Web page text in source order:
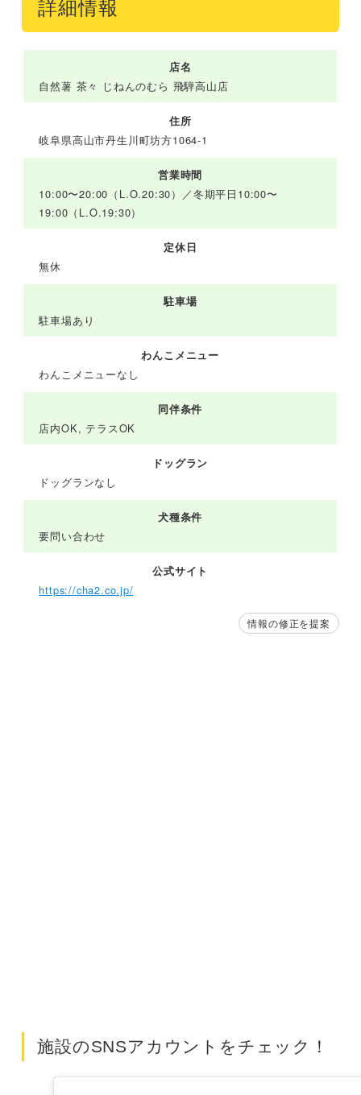
詳細情報
店名
自然薯 茶々 じねんのむら 飛騨高山店
住所
岐阜県高山市丹生川町坊方1064-1
営業時間
10:00〜20:00（L.O.20:30）／冬期平日10:00〜
19:00（L.O.19:30）
定休日
無休
駐車場
駐車場あり
わんこメニュー
わんこメニューなし
同伴条件
店内OK, テラスOK
ドッグラン
ドッグランなし
犬種条件
要問い合わせ
公式サイト
https://cha2.co.jp/
情報の修正を提案
施設のSNSアカウントをチェック！